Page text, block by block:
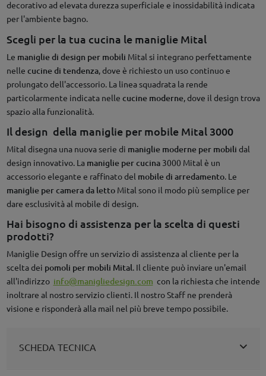
decorativo ad elevata durezza superficiale e inossidabilità indicata
per l'ambiente bagno.
Scegli per la tua cucina le maniglie Mital
Le maniglie di design per mobili Mital si integrano perfettamente
nelle cucine di tendenza, dove è richiesto un uso continuo e
prolungato dell'accessorio. La linea squadrata la rende
particolarmente indicata nelle cucine moderne, dove il design trova
spazio alla funzionalità.
Il design della maniglie per mobile Mital 3000
Mital disegna una nuova serie di maniglie moderne per mobili dal
design innovativo. La maniglie per cucina3000 Mital è un
accessorio elegante e raffinato del mobile di arredamento. Le
maniglie per camera da lettoMital sono il modo più semplice per
dare esclusività al mobile di design.
Hai bisogno di assistenza per la scelta di questi
prodotti?
Maniglie Design offre un servizio di assistenza al cliente per la
scelta dei pomoli per mobili Mital. Il cliente può inviare un'email
all'indirizzo info@manigliedesign.com con la richiesta che intende
inoltrare al nostro servizio clienti. Il nostro Staff ne prenderà
visione e risponderà alla mail nel più breve tempo possibile.
SCHEDA TECNICA